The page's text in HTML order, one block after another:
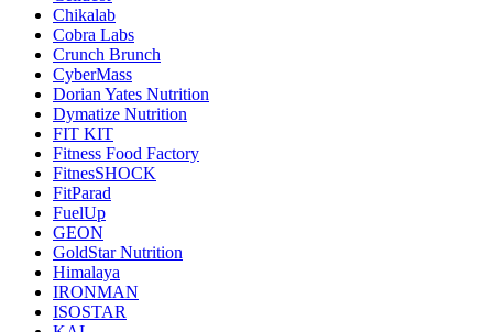
Chikalab
Cobra Labs
Crunch Brunch
CyberMass
Dorian Yates Nutrition
Dymatize Nutrition
FIT KIT
Fitness Food Factory
FitnesSHOCK
FitParad
FuelUp
GEON
GoldStar Nutrition
Himalaya
IRONMAN
ISOSTAR